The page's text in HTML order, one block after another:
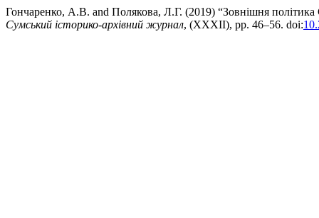
Гончаренко, А.В. and Полякова, Л.Г. (2019) “Зовнішня
Сумський історико-архівний журнал, (XXXII), pp. 46–56. doi: